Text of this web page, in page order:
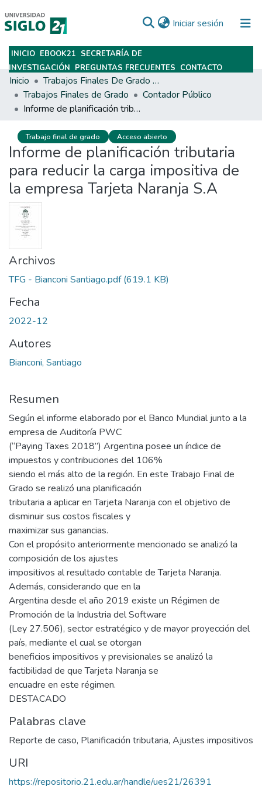
Iniciar sesión (current)
Subir
INICIO EBOOK21 SECRETARÍA DE
INVESTIGACIÓN PREGUNTAS FRECUENTES CONTACTO
Inicio
Trabajos Finales De Grado Y Posgrado
Trabajos Finales de Grado
Contador Público
Informe de planificación tributaria para reducir la carga impositiva de la empresa Tarjeta Naranja S.A
Trabajo final de grado Acceso abierto
Informe de planificación tributaria
para reducir la carga impositiva de
la empresa Tarjeta Naranja S.A
Archivos
TFG - Bianconi Santiago.pdf(619.1 KB)
Fecha
2022-12
Autores
Bianconi, Santiago
Resumen
Según el informe elaborado por el Banco Mundial junto a la
empresa de Auditoría PWC
(“Paying Taxes 2018”) Argentina posee un índice de
impuestos y contribuciones del 106%
siendo el más alto de la región. En este Trabajo Final de
Grado se realizó una planificación
tributaria a aplicar en Tarjeta Naranja con el objetivo de
disminuir sus costos fiscales y
maximizar sus ganancias.
Con el propósito anteriormente mencionado se analizó la
composición de los ajustes
impositivos al resultado contable de Tarjeta Naranja.
Además, considerando que en la
Argentina desde el año 2019 existe un Régimen de
Promoción de la Industria del Software
(Ley 27.506), sector estratégico y de mayor proyección del
país, mediante el cual se otorgan
beneficios impositivos y previsionales se analizó la
factibilidad de que Tarjeta Naranja se
encuadre en este régimen.
DESTACADO
Palabras clave
Reporte de caso, Planificación tributaria, Ajustes impositivos
URI
https://repositorio.21.edu.ar/handle/ues21/26391